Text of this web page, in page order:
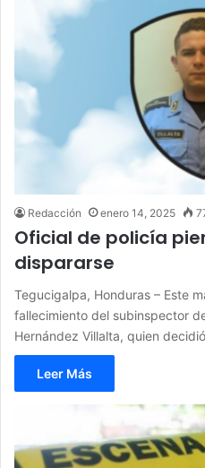
Redacción enero 14, 2025
Oficial de policía
dispararse
Tegucigalpa, Honduras – Este
fallecimiento del subinspector
Hernández Villalta, quien
Leer Más